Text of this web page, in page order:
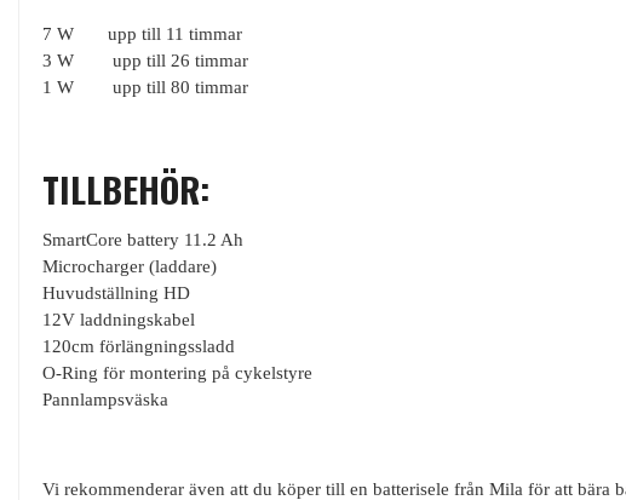
7 W upp till 11 timmar
3 W upp till 26 timmar
1 W upp till 80 timmar
TILLBEHÖR:
SmartCore battery 11.2 Ah
Microcharger (laddare)
Huvudställning HD
12V laddningskabel
120cm förlängningssladd
O-Ring för montering på cykelstyre
Pannlampsväska
Vi rekommenderar även att du köper till en batterisele från Mila för att bära